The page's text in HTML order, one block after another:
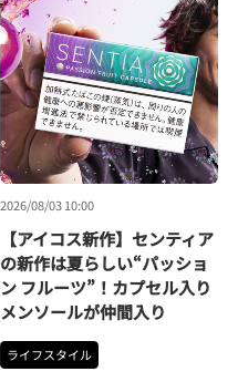
2026/08/03 10:00
【アイコス新作】センティア
の新作は夏らしい“パッショ
ン フルーツ”！カプセル入り
メンソールが仲間入り
ライフスタイル